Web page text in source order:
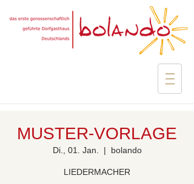
MUSTER-VORLAGE
Di., 01. Jan.
  |
bolando
LIEDERMACHER